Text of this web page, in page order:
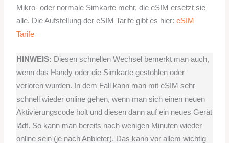
Mikro- oder normale Simkarte mehr, die eSIM ersetzt sie
alle. Die Aufstellung der eSIM Tarife gibt es hier:eSIM
Tarife
HINWEIS: Diesen schnellen Wechsel bemerkt man auch,
wenn das Handy oder die Simkarte gestohlen oder
verloren wurden. In dem Fall kann man mit eSIM sehr
schnell wieder online gehen, wenn man sich einen neuen
Aktivierungscode holt und diesen dann auf ein neues Gerät
lädt. So kann man bereits nach wenigen Minuten wieder
online sein (je nach Anbieter). Das kann vor allem wichtig